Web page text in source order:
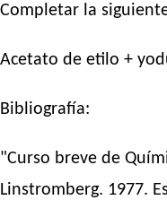
Completar la
Acetato de etilo +
Bibliografía:
"Curso breve de
Linstromberg. 1977.